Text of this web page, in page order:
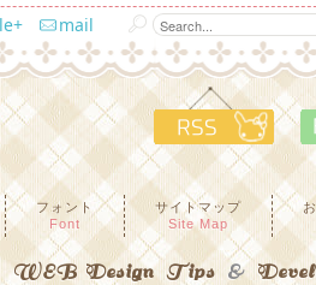
mail
RSS
フォント
Font
サイトマップ
Site Map
WEB Design Tips &